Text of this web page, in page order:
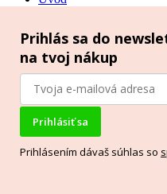
Prihlás sa do
na tvoj nákup
Prihlásiť sa
Prihlásením dávaš súhlas so
Blog
Kontakt
Wishlist
Prihlásenie / registrácia
Váš košík
Zatvoriť
Nový digitálny plánovač na
Prihlásenie